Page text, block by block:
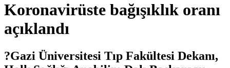
Koronavirüste bağışıklık oranı
açıklandı
?Gazi Üniversitesi Tıp Fakültesi Dekanı,